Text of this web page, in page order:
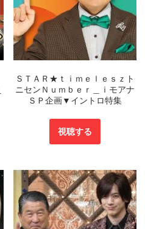
ＳＴＡＲ★ｔｉｍｅｌｅｓｚト
ニセンＮｕｍｂｅｒ＿ｉモアナ
ＳＰ企画▼イントロ特集
視聴する